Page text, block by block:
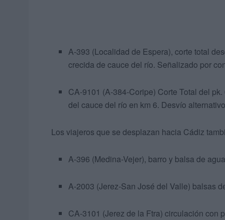
A-393 (Localidad de Espera), corte total
crecida de cauce del río. Señalizado por
CA-9101 (A-384-Coripe) Corte Total del
del cauce del río en km 6. Desvío
Los viajeros que se desplazan hacia Cádiz
A-396 (Medina-Vejer), barro y balsa de
A-2003 (Jerez-San José del Valle) balsas
CA-3101 (Jerez de la Ftra) circulación con